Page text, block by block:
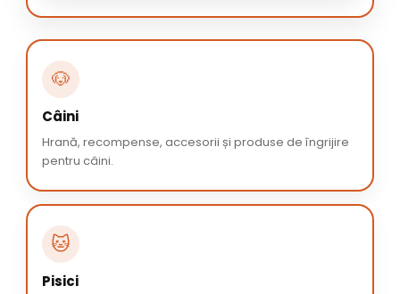
🐶
Câini
Hrană, recompense, accesorii și produse de îngrijire
pentru câini.
🐱
Pisici